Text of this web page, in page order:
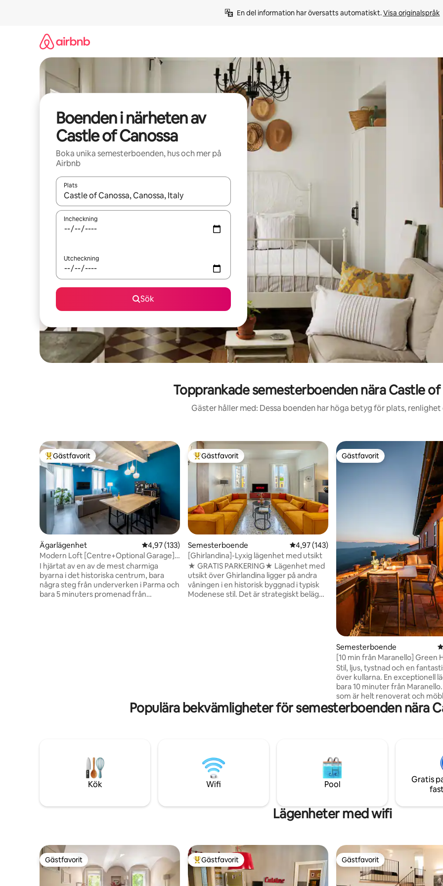
En del information har översatts automatiskt. Visa originalspråk
Boenden i närheten av
Castle of Canossa
Boka unika semesterboenden, hus och mer på
Airbnb
Plats
När resultaten är tillgängliga kan du navigera med upp- och nedåtpilarna eller utforska genom att trycka eller svepa.
Incheckning
Utcheckning
Sök
Topprankade semesterboenden nära Castle of
Gäster håller med: Dessa boenden har höga betyg för plats, renlighet
Populär gästfavorit
Gästfavorit
Ägarlägenhet 4,97 av 5 i genomsnittligt betyg, 133 omdömen
4,97 (133)
Modern Loft [Centre+Optional Garage] 2
min Station
I hjärtat av en av de mest charmiga
byarna i det historiska centrum, bara
några steg från underverken i Parma och
bara 5 minuters promenad från
Populär gästfavorit
Gästfavorit
Semesterboende 4,97 av 5 i genomsnittligt betyg, 143
4,97 (143)
[Ghirlandina]-Lyxig lägenhet med utsikt
★ GRATIS PARKERING★ Lägenhet med
utsikt över Ghirlandina ligger på andra
våningen i en historisk byggnad i typisk
Modenese stil. Det är strategiskt beläget
Gästfavorit
Gästfavorit
Semesterboende
[10 min från Maranello] Green
Maranello
Stil, ljus, tystnad och en
över kullarna. En exceptionell lägenhet
bara 10 minuter från Maranello. Huset,
som är helt renoverat och
smak och uppmärksamhet,
Stort vardagsrum:
Kraftfullt wifi och privat parkering.
av avkoppling och natur, 10
bilresa från alla stadens
Populära bekvämligheter för semesterboenden nära
Kök Wifi Pool
Gratis
Lägenheter med wifi
Gästfavorit
Gästfavorit Populär gästfavorit
Gästfavorit Gästfavorit
Gästfavorit